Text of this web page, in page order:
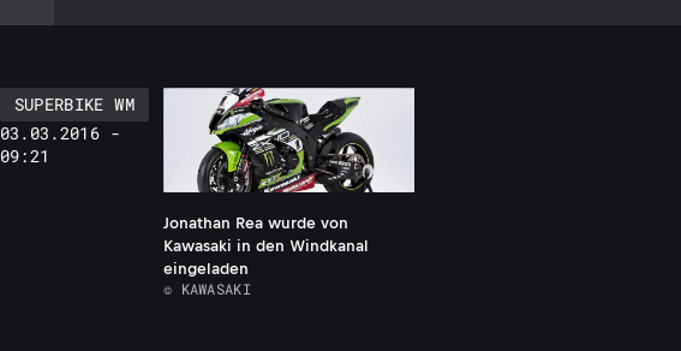
SUPERBIKE WM
03.03.2016 -
09:21
Jonathan Rea wurde von
Kawasaki in den Windkanal
eingeladen
© KAWASAKI